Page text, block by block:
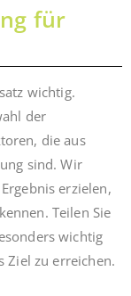
für
wichtig.
der
die aus
sind. Wir
erzielen,
Teilen Sie
wichtig
Ziel zu erreichen.